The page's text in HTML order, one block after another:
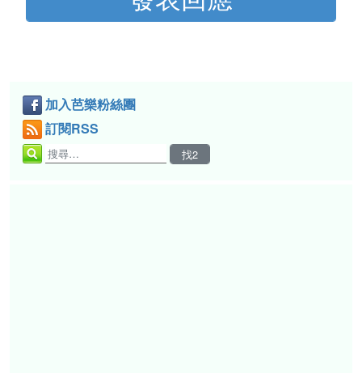
加入芭樂粉絲團
訂閱RSS